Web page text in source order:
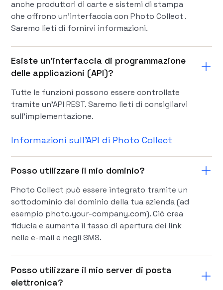
anche produttori di carte e sistemi di stampa
che offrono un'interfaccia con Photo Collect .
Saremo lieti di fornirvi informazioni.
Esiste un'interfaccia di programmazione
delle applicazioni (API)?
Tutte le funzioni possono essere controllate
tramite un'API REST. Saremo lieti di consigliarvi
sull'implementazione.
Informazioni sull'API di Photo Collect
Posso utilizzare il mio dominio?
Photo Collect può essere integrato tramite un
sottodominio del dominio della tua azienda (ad
esempio photo.your-company.com). Ciò crea
fiducia e aumenta il tasso di apertura dei link
nelle e-mail e negli SMS.
Posso utilizzare il mio server di posta
elettronica?